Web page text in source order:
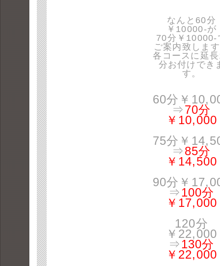
なんと60分
￥10000-が
70分￥10000-
ご案内致しま
各コースに延
分お付けでき
す。
60分￥
⇒70分
￥10,000
75分￥
⇒85分
￥14,500
90分￥
⇒100分
￥17,000
120分
￥22,000
⇒130分
￥22,000